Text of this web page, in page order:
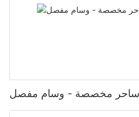
ساحر مخصصة - وسام مفصل